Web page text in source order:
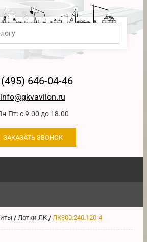
646-04-46
info@gkvavilon.ru
Пт: с 9.00 до 18.00
ЗАКАЗАТЬ ЗВОНОК
/ Лотки ЛК / ЛК300.240.120-4